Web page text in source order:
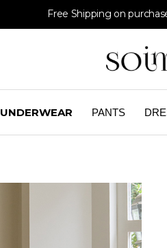
Free Shipping on
UNDERWEAR PANTS